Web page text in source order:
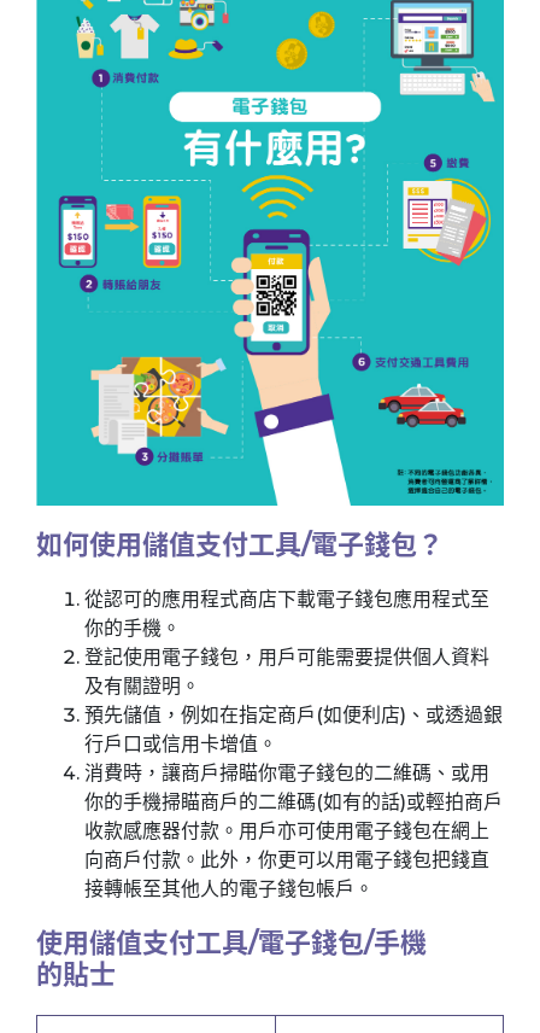
如何使用儲值支付工具/電子錢包？
從認可的應用程式商店下載電子錢包應用程式至
你的手機。
登記使用電子錢包，用戶可能需要提供個人資料
及有關證明。
預先儲值，例如在指定商戶(如便利店)、或透過銀
行戶口或信用卡增值。
消費時，讓商戶掃瞄你電子錢包的二維碼、或用
你的手機掃瞄商戶的二維碼(如有的話)或輕拍商戶
收款感應器付款。用戶亦可使用電子錢包在網上
向商戶付款。此外，你更可以用電子錢包把錢直
接轉帳至其他人的電子錢包帳戶。
使用儲值支付工具/電子錢包/手機
的貼士